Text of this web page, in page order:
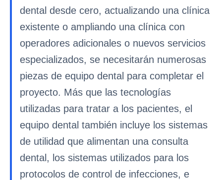
dental desde cero, actualizando una clínica
existente o ampliando una clínica con
operadores adicionales o nuevos servicios
especializados, se necesitarán numerosas
piezas de equipo dental para completar el
proyecto. Más que las tecnologías
utilizadas para tratar a los pacientes, el
equipo dental también incluye los sistemas
de utilidad que alimentan una consulta
dental, los sistemas utilizados para los
protocolos de control de infecciones, e